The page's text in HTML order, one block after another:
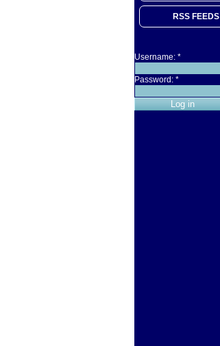
RSS FEEDS
Username: *
Password: *